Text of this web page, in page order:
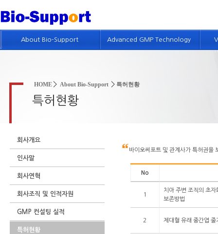
HOME About Bio-Support 특허현황
특허현황
회사개요
인사말
회사연혁
회사조직 및 인적자원
GMP 컨설팅 실적
특허현황
About Bio-Support
특허현황
회사위치
인재채용정보
Advanced GMP Technology
바이오써포트 및 관계사가 특허권을
No
1
치아 주변 조직의 초
보존방법
2 제대혈 유래 중간엽